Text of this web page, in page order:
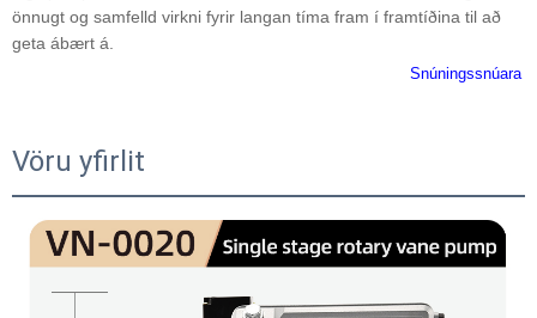
önnugt og samfelld virkni fyrir langan tíma fram í framtíðina til að
geta ábært á.
Snúningssnúara
Vöru yfirlit